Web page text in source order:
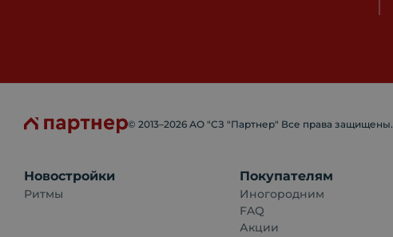
© 2013–2026 АО "СЗ "Партнер" Все права защищены.
Новостройки
Ритмы
Покупателям
Иногородним
FAQ
Акции